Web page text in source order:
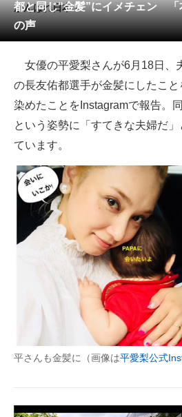
メディア
注目記事を集めた総合ページ
ITの今と未来を見通す
スマホと通信の最新トレンド
進化するPCとデバイスの未来
ビジネスと働き方のヒント
AI活用のいまが分かる
企業ITのトレンドを詳説
経営リーダーのコミュニティ
マーケ×ITの今がよく分かる
ITエンジニア向け専門サイト
都と同じ“金髪”にイメチェン 「
の声
がんばれ日本！
女優の平愛梨さんが6月18日、
の長友佑都選手が金髪にしたこ
染めたことをInstagramで報告。
という姿勢に「すてきな夫婦だ
ています。
平さんも金髪に（画像は平愛梨公式